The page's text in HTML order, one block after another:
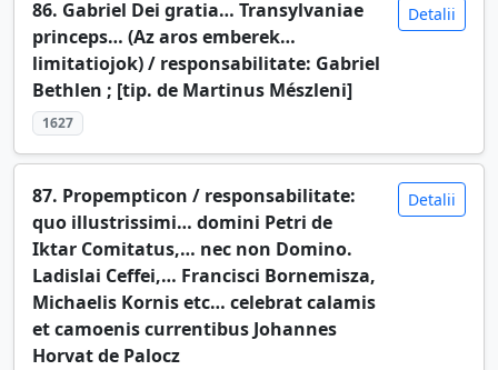
86. Gabriel Dei gratia… Transylvaniae
princeps… (Az aros emberek…
limitatiojok) / responsabilitate: Gabriel
Bethlen ; [tip. de Martinus Mészleni]
1627
Detalii
87. Propempticon / responsabilitate:
quo illustrissimi… domini Petri de
Iktar Comitatus,… nec non Domino.
Ladislai Ceffei,… Francisci Bornemisza,
Michaelis Kornis etc… celebrat calamis
et camoenis currentibus Johannes
Horvat de Palocz
Detalii